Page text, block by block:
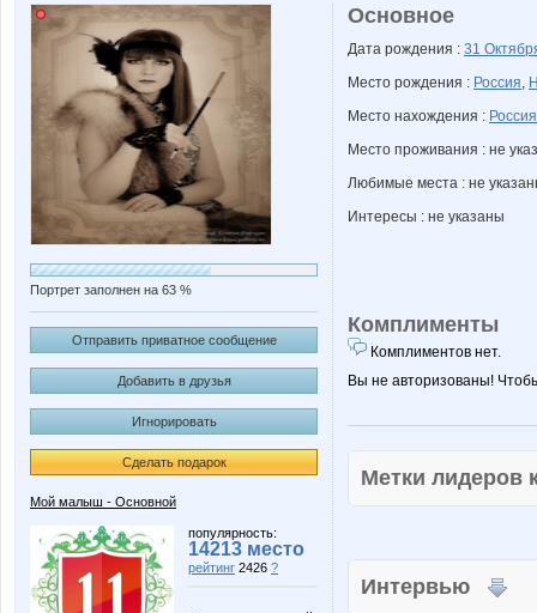
Портрет заполнен на 63 %
Отправить приватное сообщение
Добавить в друзья
Игнорировать
Сделать подарок
Мой малыш - Основной
популярность:
14213 место
рейтинг 2426 ?
Основное
Дата рождения : 31
Место рождения : Россия,
Место нахождения : Россия
Место проживания : не
Любимые места : не
Интересы : не указаны
Комплименты
Комплиментов нет.
Вы не авторизованы!
Метки
Интервью